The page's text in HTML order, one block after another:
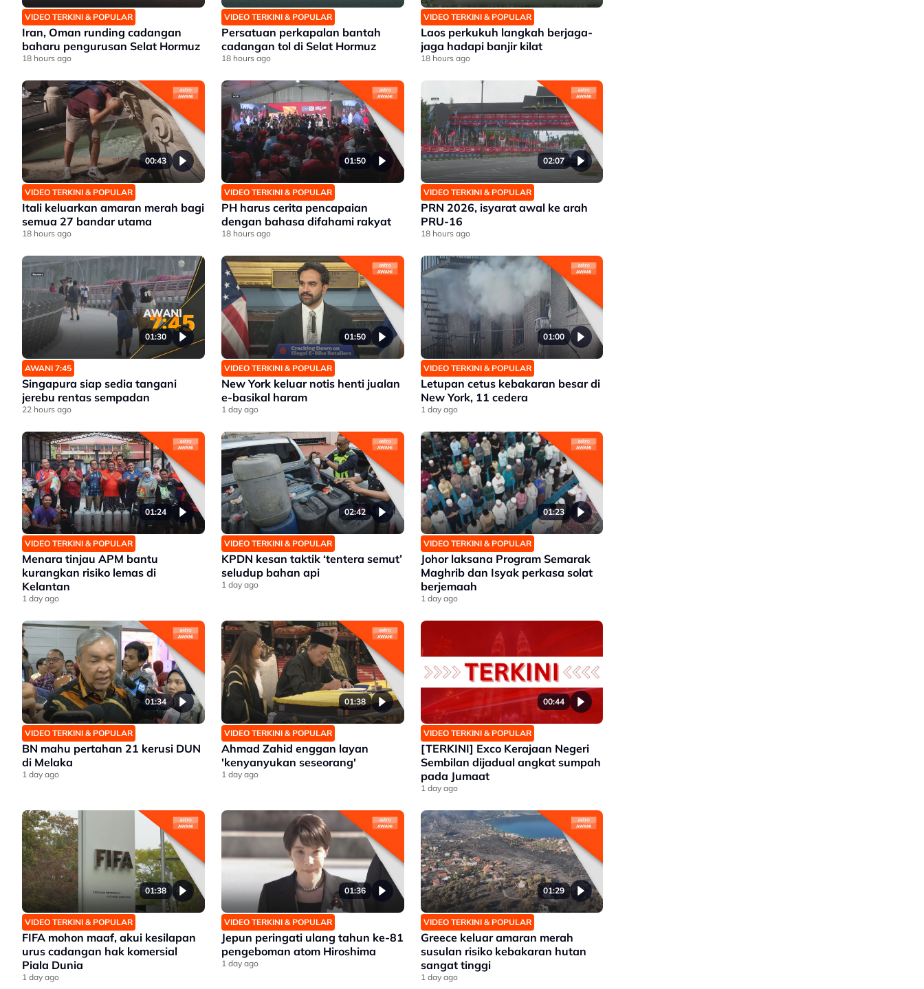
VIDEO TERKINI & POPULAR
Iran, Oman runding cadangan
baharu pengurusan Selat Hormuz
18 hours ago
VIDEO TERKINI & POPULAR
Persatuan perkapalan bantah
cadangan tol di Selat Hormuz
18 hours ago
VIDEO TERKINI & POPULAR
Laos perkukuh langkah berjaga-
jaga hadapi banjir kilat
18 hours ago
00:43
VIDEO TERKINI & POPULAR
Itali keluarkan amaran merah bagi
semua 27 bandar utama
18 hours ago
01:50
VIDEO TERKINI & POPULAR
PH harus cerita pencapaian
dengan bahasa difahami rakyat
18 hours ago
02:07
VIDEO TERKINI & POPULAR
PRN 2026, isyarat awal ke arah
PRU-16
18 hours ago
01:30
AWANI 7:45
Singapura siap sedia tangani
jerebu rentas sempadan
22 hours ago
01:50
VIDEO TERKINI & POPULAR
New York keluar notis henti jualan
e-basikal haram
1 day ago
01:00
VIDEO TERKINI & POPULAR
Letupan cetus kebakaran besar di
New York, 11 cedera
1 day ago
01:24
VIDEO TERKINI & POPULAR
Menara tinjau APM bantu
kurangkan risiko lemas di
Kelantan
1 day ago
02:42
VIDEO TERKINI & POPULAR
KPDN kesan taktik ‘tentera semut’
seludup bahan api
1 day ago
01:23
VIDEO TERKINI & POPULAR
Johor laksana Program Semarak
Maghrib dan Isyak perkasa solat
berjemaah
1 day ago
01:34
VIDEO TERKINI & POPULAR
BN mahu pertahan 21 kerusi DUN
di Melaka
1 day ago
01:38
VIDEO TERKINI & POPULAR
Ahmad Zahid enggan layan
'kenyanyukan seseorang'
1 day ago
00:44
VIDEO TERKINI & POPULAR
[TERKINI] Exco Kerajaan Negeri
Sembilan dijadual angkat sumpah
pada Jumaat
1 day ago
01:38
VIDEO TERKINI & POPULAR
FIFA mohon maaf, akui kesilapan
urus cadangan hak komersial
Piala Dunia
1 day ago
01:36
VIDEO TERKINI & POPULAR
Jepun peringati ulang tahun ke-81
pengeboman atom Hiroshima
1 day ago
01:29
VIDEO TERKINI & POPULAR
Greece keluar amaran merah
susulan risiko kebakaran hutan
sangat tinggi
1 day ago